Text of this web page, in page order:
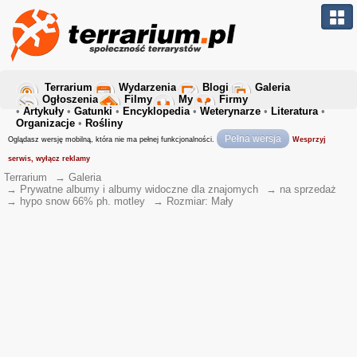
Terrarium Wydarzenia Blogi
Galeria
Ogłoszenia
Filmy My
Firmy
• Artykuły • Gatunki • Encyklopedia• Weterynarze • Literatura•
Organizacje • Rośliny
Oglądasz wersję mobilną, która nie ma pełnej funkcjonalności. Pełna wersja Wesprzyj
serwis, wyłącz reklamy
Terrarium → Galeria
→ Prywatne albumy i albumy widoczne dla znajomych → na sprzedaż
→ hypo snow 66% ph. motley → Rozmiar: Mały